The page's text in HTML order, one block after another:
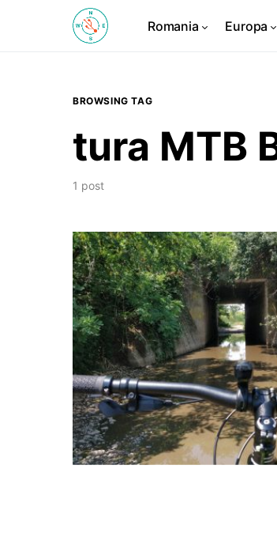
Romania Europa
BROWSING TAG
tura MTB
1 post